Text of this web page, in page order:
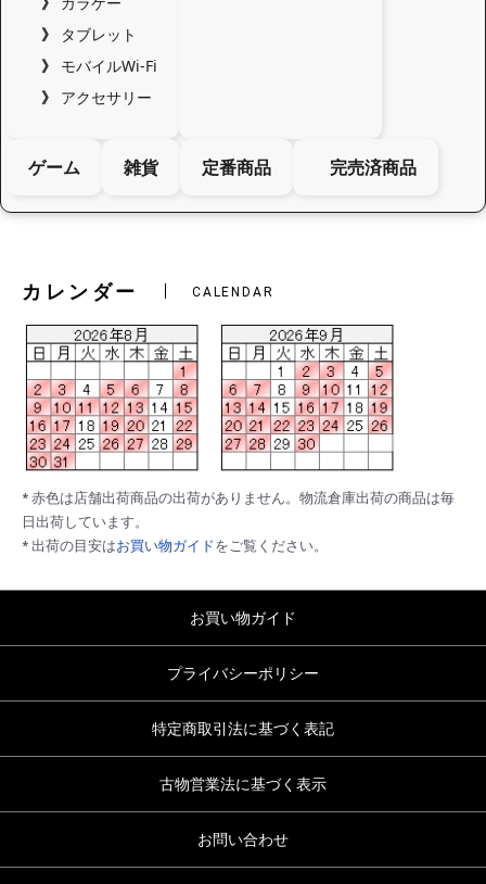
タブレット
モバイルWi-Fi
アクセサリー
ゲーム 雑貨 定番商品 完売済商品
カレンダー CALENDAR
* 赤色は店舗出荷商品の出荷がありません。物流倉庫出荷の商品は毎
日出荷しています。
* 出荷の目安はお買い物ガイドをご覧ください。
お買い物ガイド
プライバシーポリシー
特定商取引法に基づく表記
古物営業法に基づく表示
お問い合わせ